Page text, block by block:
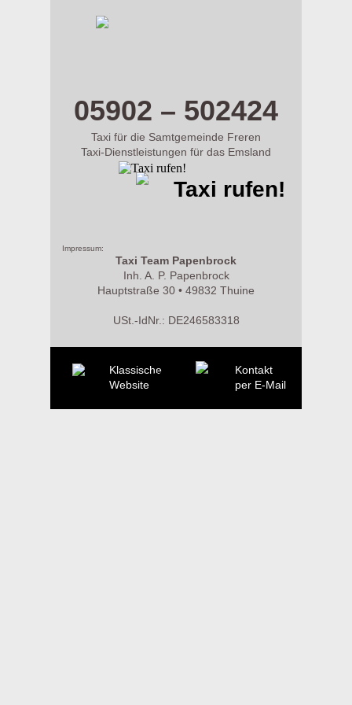
Impressum:
Taxi Team Papenbrock
Inh. A. P. Papenbrock
Hauptstraße 30 • 49832 Thuine
USt.-IdNr.: DE246583318
05902 – 502424
Taxi für die Samtgemeinde Freren
Taxi-Dienstleistungen für das Emsland
Taxi rufen!
Klassische
Website
Kontakt
per E-Mail